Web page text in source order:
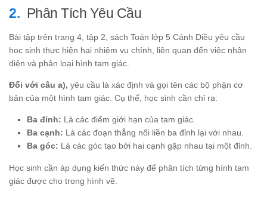
Phân Tích Yêu Cầu
Bài tập trên trang 4, tập 2, sách Toán lớp 5 Cánh Diều yêu cầu
học sinh thực hiện hai nhiệm vụ chính, liên quan đến việc nhận
diện và phân loại hình tam giác.
Đối với câu a), yêu cầu là xác định và gọi tên các bộ phận cơ
bản của một hình tam giác. Cụ thể, học sinh cần chỉ ra:
Ba đỉnh: Là các điểm giới hạn của tam giác.
Ba cạnh: Là các đoạn thẳng nối liền ba đỉnh lại với nhau.
Ba góc: Là các góc tạo bởi hai cạnh gặp nhau tại một đỉnh.
Học sinh cần áp dụng kiến thức này để phân tích từng hình tam
giác được cho trong hình vẽ.